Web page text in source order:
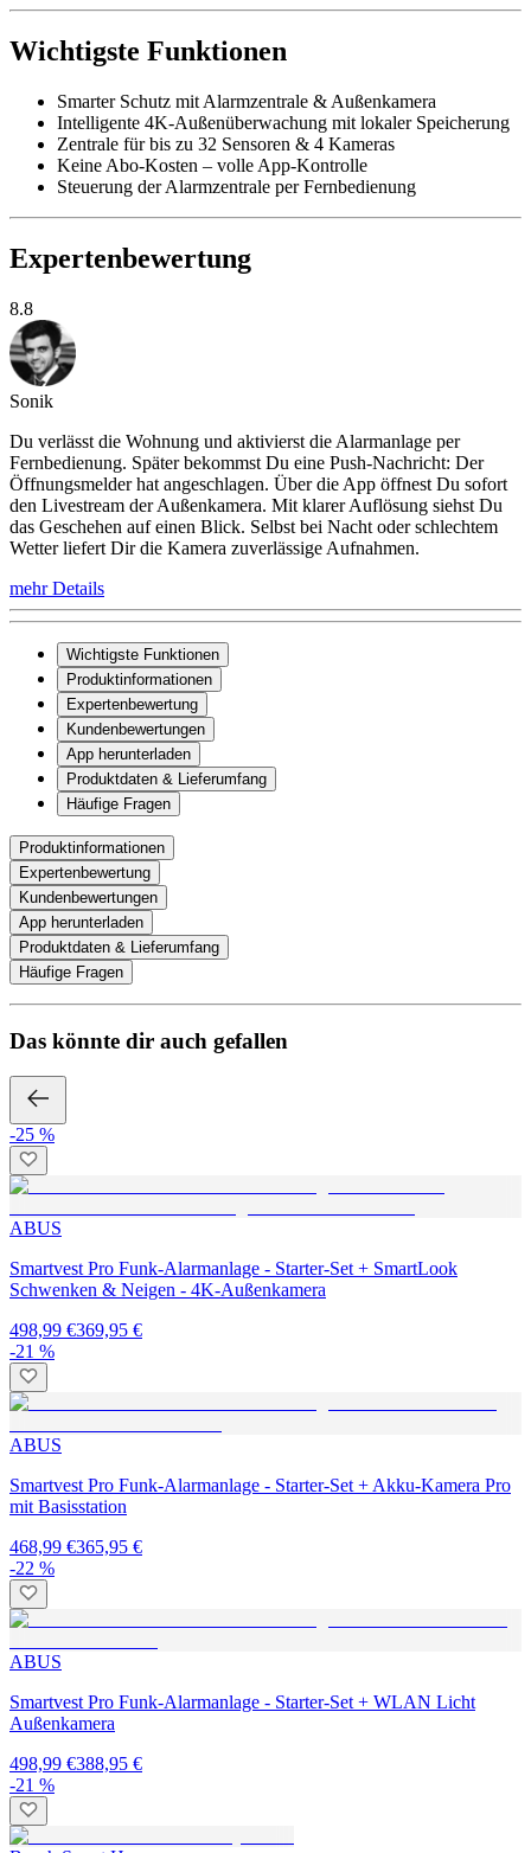
Wichtigste Funktionen
Smarter Schutz mit Alarmzentrale & Außenkamera
Intelligente 4K-Außenüberwachung mit lokaler Speicherung
Zentrale für bis zu 32 Sensoren & 4 Kameras
Keine Abo-Kosten – volle App-Kontrolle
Steuerung der Alarmzentrale per Fernbedienung
Expertenbewertung
8.8
Sonik
Du verlässt die Wohnung und aktivierst die Alarmanlage per
Fernbedienung. Später bekommst Du eine Push-Nachricht: Der
Öffnungsmelder hat angeschlagen. Über die App öffnest Du sofort
den Livestream der Außenkamera. Mit klarer Auflösung siehst Du
das Geschehen auf einen Blick. Selbst bei Nacht oder schlechtem
Wetter liefert Dir die Kamera zuverlässige Aufnahmen.
mehr Details
Wichtigste Funktionen
Produktinformationen
Expertenbewertung
Kundenbewertungen
App herunterladen
Produktdaten & Lieferumfang
Häufige Fragen
Produktinformationen
Expertenbewertung
Kundenbewertungen
App herunterladen
Produktdaten & Lieferumfang
Häufige Fragen
Das könnte dir auch gefallen
-25 %
ABUS
Smartvest Pro Funk-Alarmanlage - Starter-Set + SmartLook
Schwenken & Neigen - 4K-Außenkamera
498,99 €369,95 €
-21 %
ABUS
Smartvest Pro Funk-Alarmanlage - Starter-Set + Akku-Kamera Pro
mit Basisstation
468,99 €365,95 €
-22 %
ABUS
Smartvest Pro Funk-Alarmanlage - Starter-Set + WLAN Licht
Außenkamera
498,99 €388,95 €
-21 %